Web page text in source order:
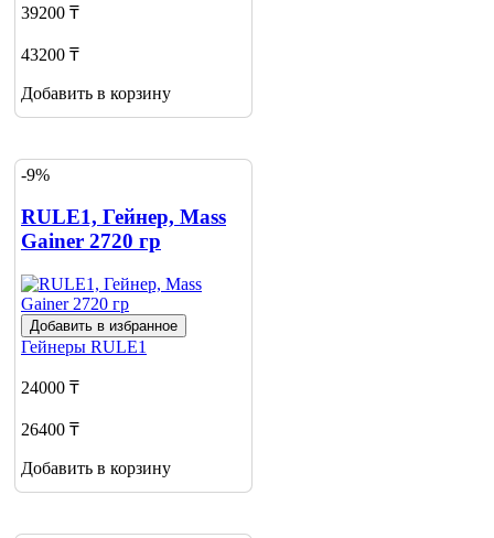
39200 ₸
43200 ₸
Добавить в корзину
-9%
RULE1, Гейнер, Mass
Gainer 2720 гр
Добавить в избранное
Гейнеры RULE1
24000 ₸
26400 ₸
Добавить в корзину